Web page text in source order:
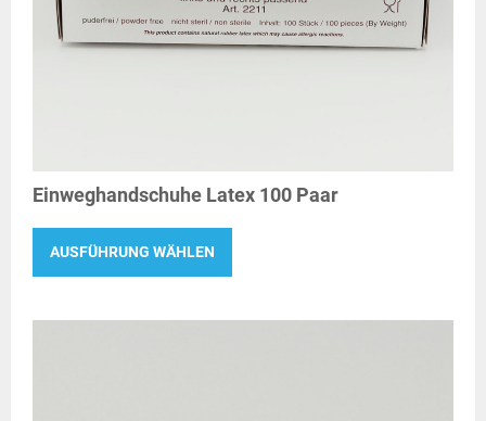
Einweghandschuhe Latex 100 Paar
AUSFÜHRUNG WÄHLEN